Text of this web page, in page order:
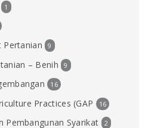
1
Pertanian 9
– Benih 9
16
Practices (GAP 16
Pembangunan Syarikat 2